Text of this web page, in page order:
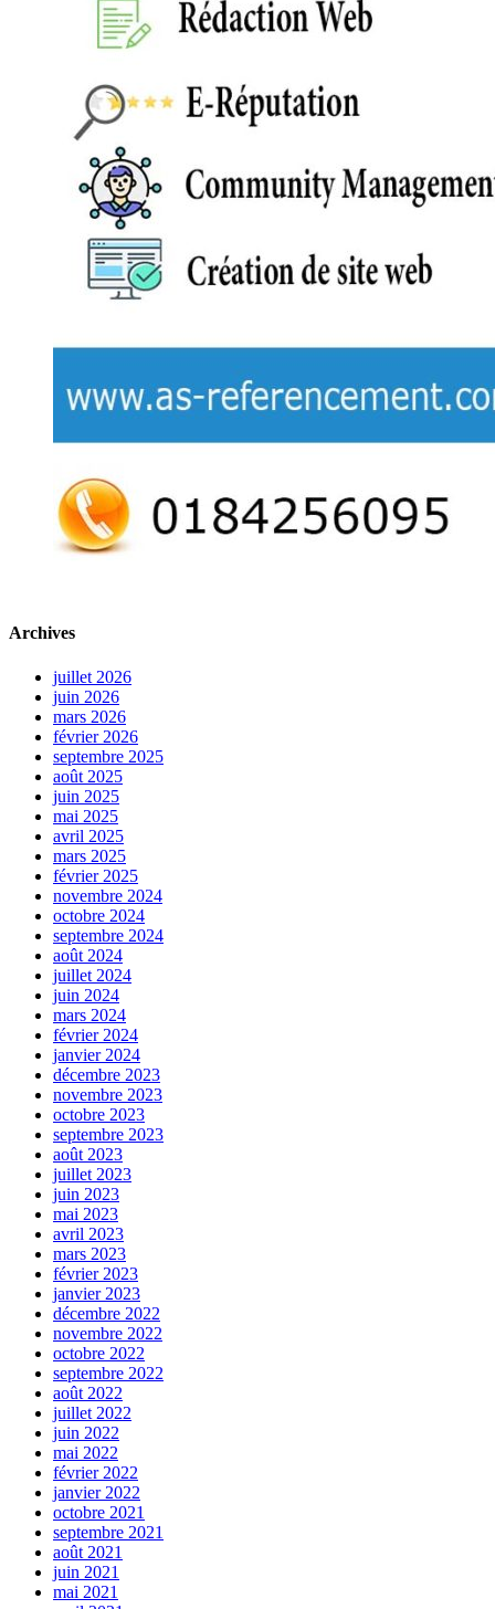
Archives
juillet 2026
juin 2026
mars 2026
février 2026
septembre 2025
août 2025
juin 2025
mai 2025
avril 2025
mars 2025
février 2025
novembre 2024
octobre 2024
septembre 2024
août 2024
juillet 2024
juin 2024
mars 2024
février 2024
janvier 2024
décembre 2023
novembre 2023
octobre 2023
septembre 2023
août 2023
juillet 2023
juin 2023
mai 2023
avril 2023
mars 2023
février 2023
janvier 2023
décembre 2022
novembre 2022
octobre 2022
septembre 2022
août 2022
juillet 2022
juin 2022
mai 2022
février 2022
janvier 2022
octobre 2021
septembre 2021
août 2021
juin 2021
mai 2021